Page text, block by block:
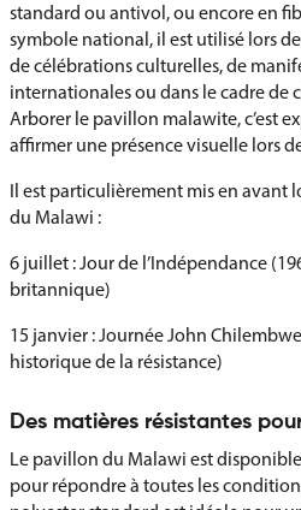
standard ou antivol, ou encore en
symbole national, il est utilisé lors
de célébrations culturelles, de
internationales ou dans le cadre de
Arborer le pavillon malawite, c’est
affirmer une présence visuelle lors
Il est particulièrement mis en avant
du Malawi :
6 juillet : Jour de l’Indépendance
britannique)
15 janvier : Journée John
historique de la résistance)
Des matières résistantes
Le pavillon du Malawi est
pour répondre à toutes les